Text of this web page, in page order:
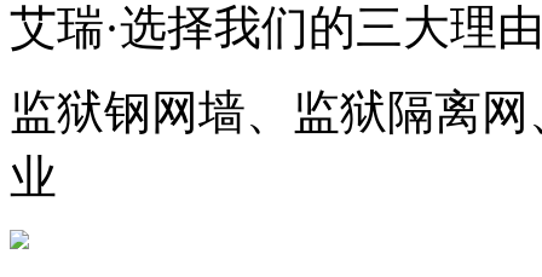
艾瑞·选择我们的三大理
监狱钢网墙、监狱隔离
业